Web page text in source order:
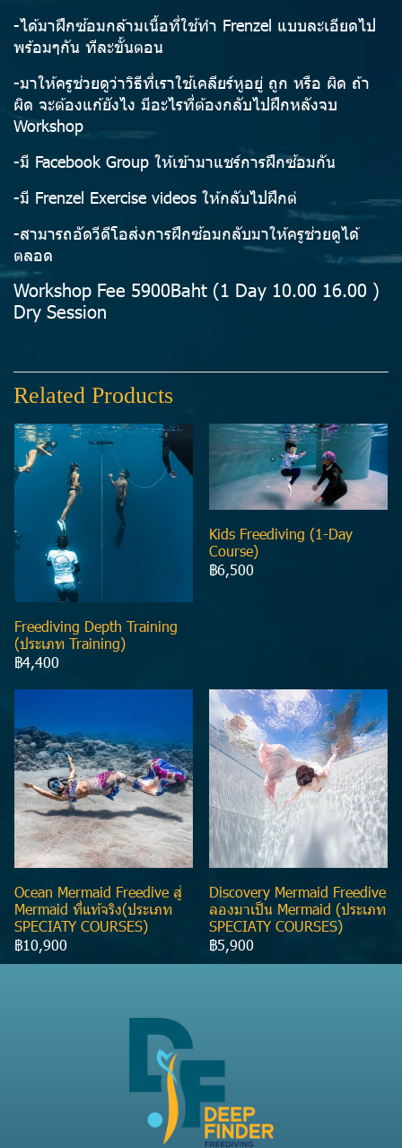
-ได้มาฝึกซ้อมกล้ามเนื้อที่ใช้ทำ Frenzel แบบละเอียดไป
พร้อมๆกัน ทีละขั้นตอน
-มาให้ครูช่วยดูว่าวิธีที่เราใช้เคลียร์หูอยู่ ถูก หรือ ผิด ถ้า
ผิด จะต้องแก้ยังไง มีอะไรที่ต้องกลับไปฝึกหลังจบ
Workshop
-มี Facebook Group ให้เข้ามาแชร์การฝึกซ้อมกัน
-มี Frenzel Exercise videos ให้กลับไปฝึกต่
-สามารถอัดวีดีโอส่งการฝึกซ้อมกลับมาให้ครูช่วยดูได้
ตลอด
Workshop Fee 5900Baht (1 Day 10.00 16.00 )
Dry Session
Related Products
Freediving Depth Training
(ประเภท Training)
฿4,400
Kids Freediving (1-Day
Course)
฿6,500
Ocean Mermaid Freedive สู่
Mermaid ที่แท้จริง(ประเภท
SPECIATY COURSES)
฿10,900
Discovery Mermaid Freedive
ลองมาเป็น Mermaid (ประเภท
SPECIATY COURSES)
฿5,900